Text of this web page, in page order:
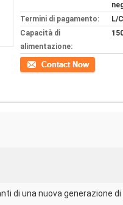
Termini di pagamento:
L/
Capacità di
alimentazione:
Contatto
di una nuova generazione